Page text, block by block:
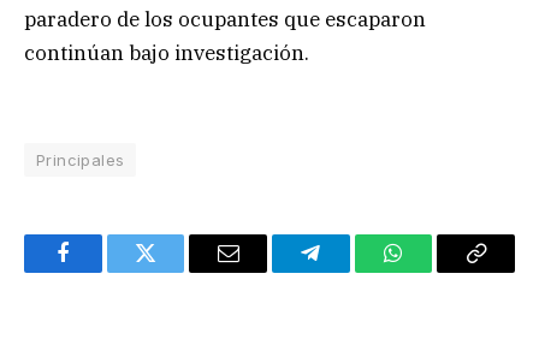
paradero de los ocupantes que escaparon
continúan bajo investigación.
Principales
FacebookTwitter Email TelegramWhatsAppCopy